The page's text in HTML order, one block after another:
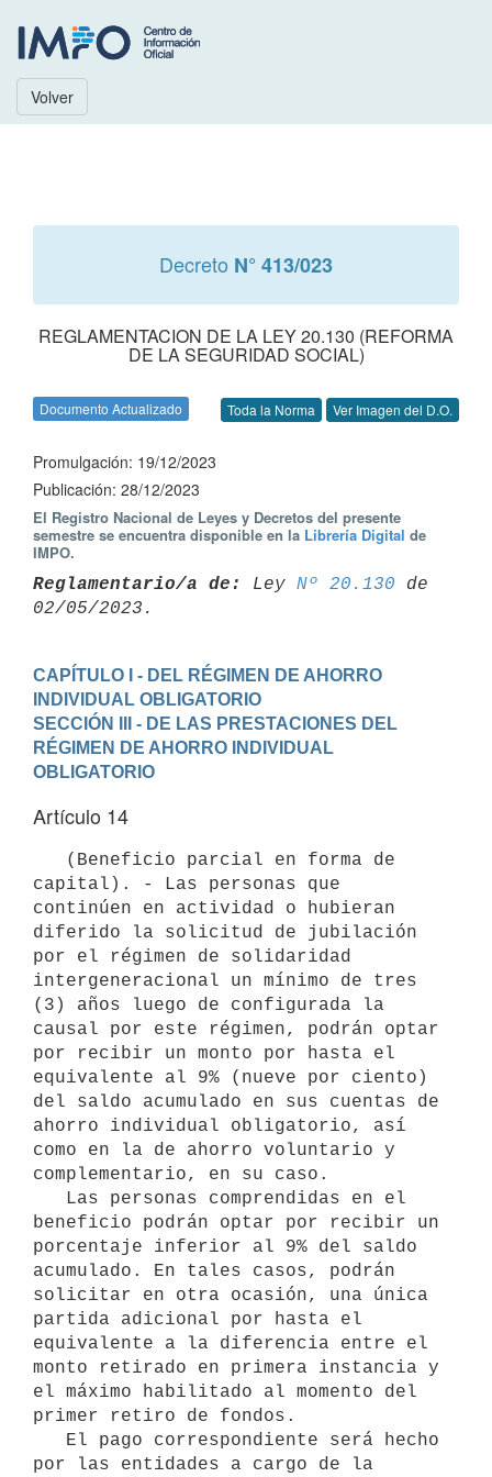
Volver
Decreto N° 413/023
REGLAMENTACION DE LA LEY 20.130 (REFORMA
DE LA SEGURIDAD SOCIAL)
Documento Actualizado Toda la Norma Ver Imagen del D.O.
Promulgación: 19/12/2023
Publicación: 28/12/2023
El Registro Nacional de Leyes y Decretos del presente
semestre se encuentra disponible en la Librería Digital de
IMPO.
Reglamentario/a de: Ley Nº 20.130 de
CAPÍTULO I - DEL RÉGIMEN DE AHORRO
INDIVIDUAL OBLIGATORIO
SECCIÓN III - DE LAS PRESTACIONES DEL
RÉGIMEN DE AHORRO INDIVIDUAL
OBLIGATORIO
Artículo 14
capital). - Las personas que
continúen en actividad o hubieran
diferido la solicitud de jubilación
por el régimen de solidaridad
intergeneracional un mínimo de tres
(3) años luego de configurada la
causal por este régimen, podrán optar
por recibir un monto por hasta el
equivalente al 9% (nueve por ciento)
del saldo acumulado en sus cuentas de
ahorro individual obligatorio, así
como en la de ahorro voluntario y
complementario, en su caso.
beneficio podrán optar por recibir un
porcentaje inferior al 9% del saldo
acumulado. En tales casos, podrán
solicitar en otra ocasión, una única
partida adicional por hasta el
equivalente a la diferencia entre el
monto retirado en primera instancia y
el máximo habilitado al momento del
primer retiro de fondos.
por las entidades a cargo de la